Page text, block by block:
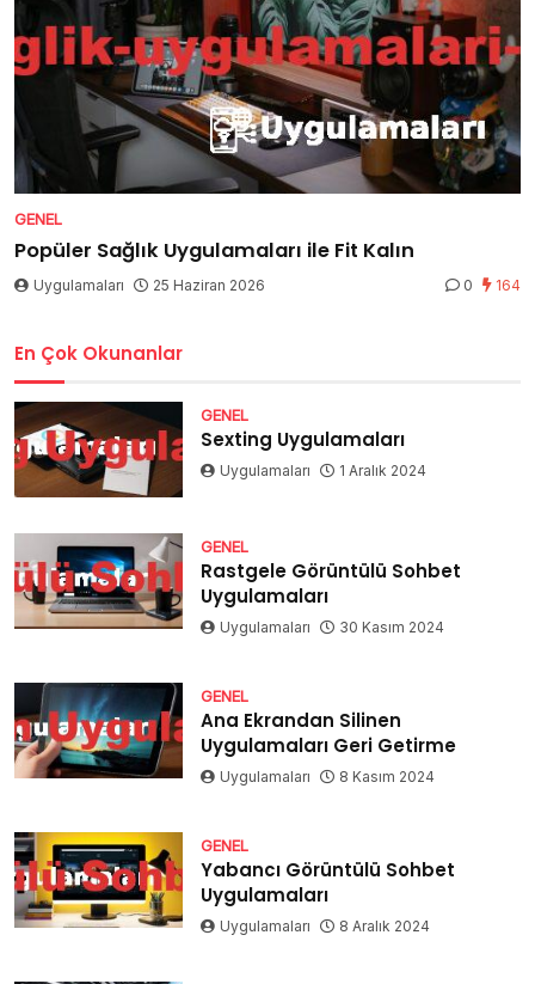
GENEL
Popüler Sağlık Uygulamaları ile Fit Kalın
Uygulamaları 25 Haziran 2026 0 164
En Çok Okunanlar
GENEL
Sexting Uygulamaları
Uygulamaları 1 Aralık 2024
GENEL
Rastgele Görüntülü Sohbet
Uygulamaları
Uygulamaları 30 Kasım 2024
GENEL
Ana Ekrandan Silinen
Uygulamaları Geri Getirme
Uygulamaları 8 Kasım 2024
GENEL
Yabancı Görüntülü Sohbet
Uygulamaları
Uygulamaları 8 Aralık 2024